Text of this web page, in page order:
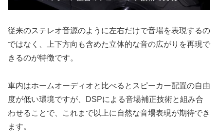
従来のステレオ音源のように左右だけで音場を表現するの
ではなく、上下方向も含めた立体的な音の広がりを再現で
きるのが特徴です。
車内はホームオーディオと比べるとスピーカー配置の自由
度が低い環境ですが、DSPによる音場補正技術と組み合
わせることで、これまで以上に自然な音場表現が期待でき
ます。